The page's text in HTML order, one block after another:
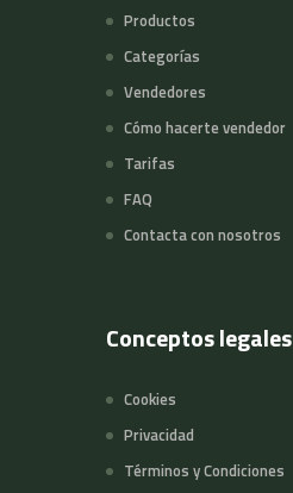
Productos
Categorías
Vendedores
Cómo hacerte vendedor
Tarifas
FAQ
Contacta con nosotros
Conceptos legales
Cookies
Privacidad
Términos y Condiciones